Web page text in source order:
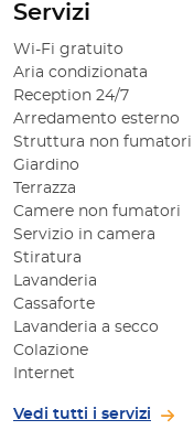
Servizi
Wi-Fi gratuito
Aria condizionata
Reception 24/7
Arredamento esterno
Struttura non fumatori
Giardino
Terrazza
Camere non fumatori
Servizio in camera
Stiratura
Lavanderia
Cassaforte
Lavanderia a secco
Colazione
Internet
Vedi tutti i servizi